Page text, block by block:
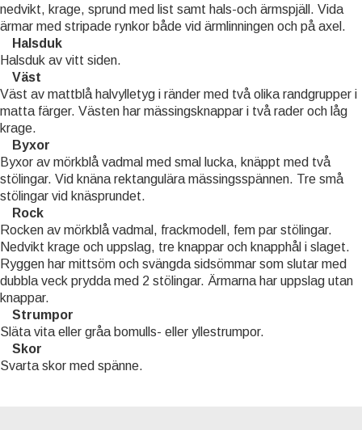
nedvikt, krage, sprund med list samt hals-och ärmspjäll. Vida
ärmar med stripade rynkor både vid ärmlinningen och på axel.
Halsduk
Halsduk av vitt siden.
Väst
Väst av mattblå halvylletyg i ränder med två olika randgrupper i
matta färger. Västen har mässingsknappar i två rader och låg
krage.
Byxor
Byxor av mörkblå vadmal med smal lucka, knäppt med två
stölingar. Vid knäna rektangulära mässingsspännen. Tre små
stölingar vid knäsprundet.
Rock
Rocken av mörkblå vadmal, frackmodell, fem par stölingar.
Nedvikt krage och uppslag, tre knappar och knapphål i slaget.
Ryggen har mittsöm och svängda sidsömmar som slutar med
dubbla veck prydda med 2 stölingar. Ärmarna har uppslag utan
knappar.
Strumpor
Släta vita eller gråa bomulls- eller yllestrumpor.
Skor
Svarta skor med spänne.